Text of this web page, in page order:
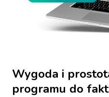
Wygoda i
programu do